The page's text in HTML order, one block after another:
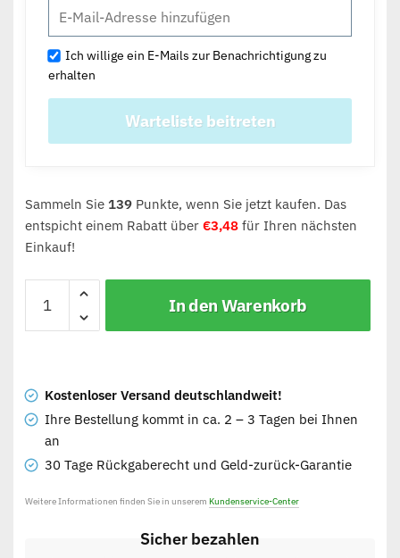
Ich willige ein E-Mails zur Benachrichtigung zu
erhalten
Sammeln Sie 139Punkte, wenn Sie jetzt kaufen. Das
entspicht einem Rabatt über €3,48für Ihren nächsten
Einkauf!
In den Warenkorb
Kostenloser Versand deutschlandweit!
Ihre Bestellung kommt in ca. 2 – 3 Tagen bei Ihnen
an
30 Tage Rückgaberecht und Geld-zurück-Garantie
Weitere Informationen finden Sie in unserem Kundenservice-Center
Sicher bezahlen